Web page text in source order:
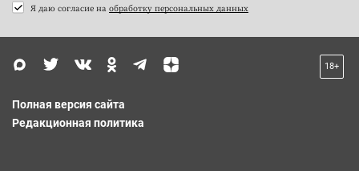
Я даю согласие на обработку персональных данных
18+
Полная версия сайта
Редакционная политика